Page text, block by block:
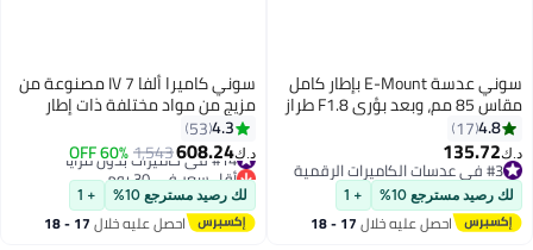
سوني عدسة E-Mount بإطار كامل
مقاس 85 مم، وبعد بؤري F1.8 طراز
SEL85F18 أسود
4.8
17
د.ك‏135.72
#3 في عدسات الكاميرات الرقمية
#3 في عدسات الكاميرات الرقمية
لك رصيد مسترجع 10% + 1
احصل عليه خلال 17 - 18
سوني كاميرا ألفا 7 IV مصنوعة من
مزيج من مواد مختلفة ذات إطار
كامل مزوَّدة بطقم عدسات تكبير
ملم، طراز ILCE-7M4K
4.3
53
د.ك‏608.24
1,543
60% OFF #14 في كاميرات بدون مرايا
أقل سعر في 30 يوم
#14 في كاميرات بدون مرايا
لك رصيد مسترجع 10% + 1
احصل عليه خلال 17 - 18